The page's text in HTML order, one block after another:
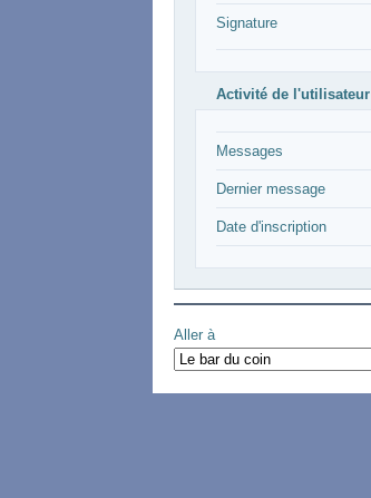
Signature
Activité de l'utilisateur
Messages
Dernier message
Date d'inscription
Aller à